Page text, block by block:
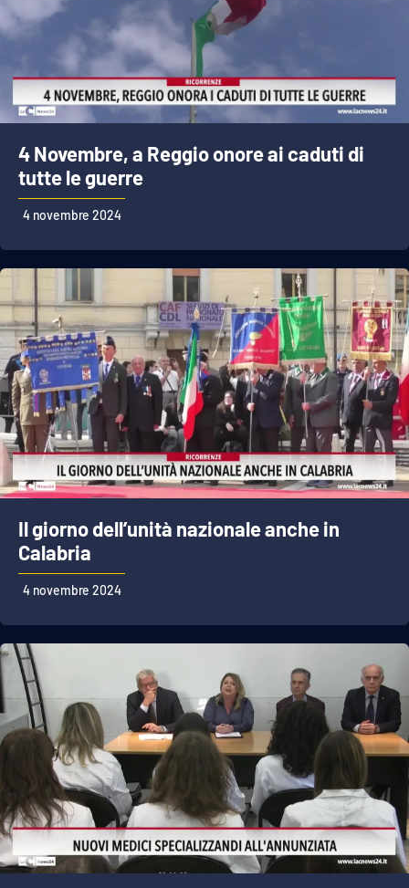
Good Morning Vietnam
Parchi Marini Calabria
Leggendo Alvaro insieme
Imprese Di Calabria
Le perfidie di Antonella Grippo
Venti di comunicazione
STREAMING
LaC TV
LaC Network
LaC OnAir
EDIZIONI
LOCALI
Catanzaro
Crotone
Vibo Valentia
Reggio Calabria
Cosenza
Lamezia Terme
PROGETTI
4 Novembre, a Reggio onore ai caduti di
tutte le guerre
4 novembre 2024
Il giorno dell’unità nazionale anche in
Calabria
4 novembre 2024